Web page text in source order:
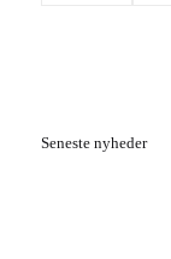
Seneste nyheder